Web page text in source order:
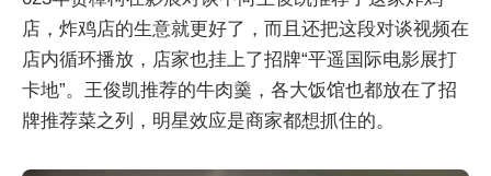
店，炸鸡店的生意就更好了，而且还把这段对谈视频在
店内循环播放，店家也挂上了招牌“平遥国际电影展打
卡地”。王俊凯推荐的牛肉羹，各大饭馆也都放在了招
牌推荐菜之列，明星效应是商家都想抓住的。